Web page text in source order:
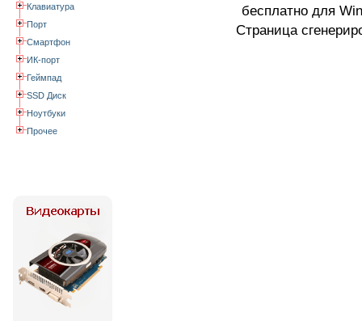
Клавиатура
Порт
Смартфон
ИК-порт
Геймпад
SSD Диск
Ноутбуки
Прочее
бесплатно для
Страница